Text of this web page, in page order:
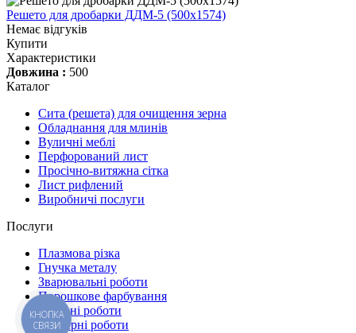
Решето для дробарки ДДМ-5 (500х1574)
Немає відгуків
Купити
Характеристики
Довжина : 500
Каталог
Сита (решета) для очищення зерна
Обладнання для млинів
Вуличні меблі
Перфорований лист
Просічно-витяжна сітка
Лист рифлений
Виробничі послуги
Послуги
Плазмова різка
Гнучка металу
Зварювальні роботи
Порошкове фарбування
Токарні роботи
Фрезерні роботи
КНОПКА
СВЯЗИ